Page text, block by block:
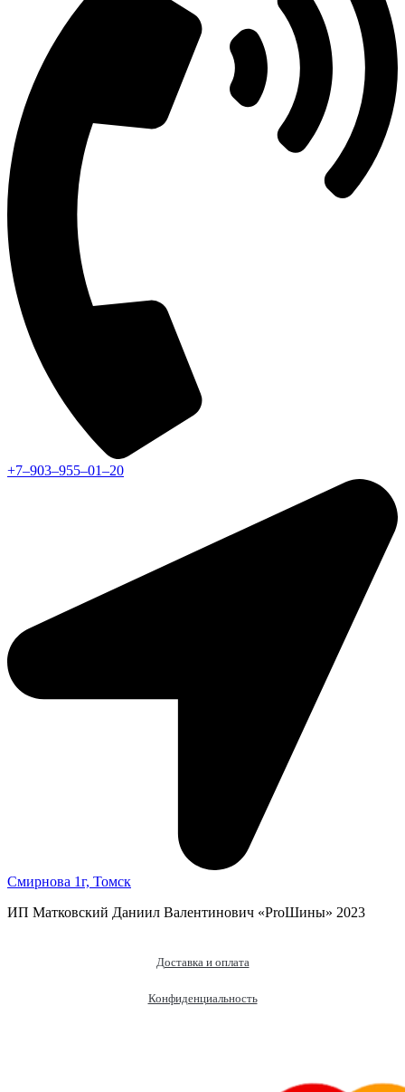
+7‒903‒955‒01‒20
Смирнова 1г, Томск
ИП Матковский Даниил Валентинович «‎ProШины» 2023
Доставка и оплата
Конфиденциальность